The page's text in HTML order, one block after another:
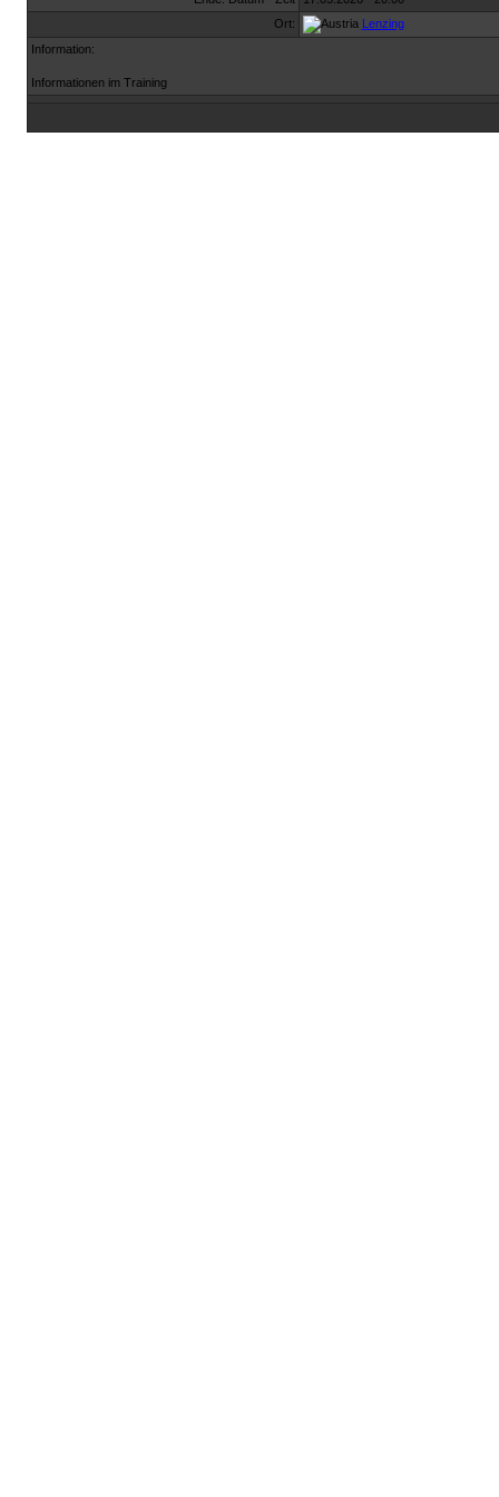
Ort:
Lenzing
Information:
Informationen im Training